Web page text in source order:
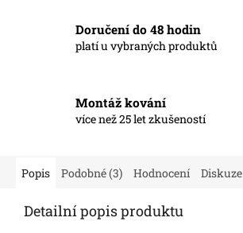
Doručení do 48 hodin
platí u vybraných produktů
Montáž kování
více než 25 let zkušeností
Popis Podobné (3) Hodnocení Diskuze
Detailní popis produktu